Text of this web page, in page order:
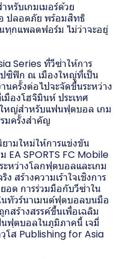
หรับเกมเมอร์ด้วย
ปลอดภัย พร้อมสิทธิ
ทุกแพลตฟอร์ม ไม่ว่าจะอยู่
Series ที่วีซ่าให้การ
ซิฟิก ณ เมืองใหญ่ที่เป็น
ครั้งต่อไปจะจัดขึ้นระหว่าง
องโฮจิมินห์ ประเทศ
หญ่สำหรับแฟนฟุตบอล เกม
มครั้งสำคัญ
ยามใหม่ให้การแข่งขัน
EA SPORTS FC Mobile
หว่างโลกฟุตบอลและเกม
สร้างความเร้าใจเชิงการ
อด การร่วมมือกับวีซ่าใน
นทัวร์นาเมนต์ฟุตบอลบนมือ
สร้างสรรค์ขึ้นเพื่อเฉลิม
ฟุตบอลในภูมิภาคนี้ เจมี่
วุโส Publishing for Asia